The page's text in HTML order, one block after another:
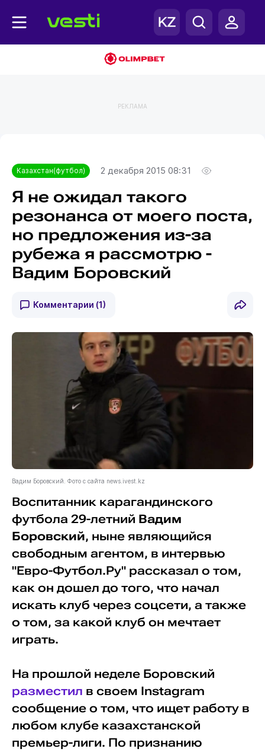
РЕКЛАМА
Казахстан(футбол) 2 декабря 2015 08:31
Я не ожидал такого
резонанса от моего поста,
но предложения из-за
рубежа я рассмотрю -
Вадим Боровский
Комментарии (1)
Вадим Боровский. Фото с сайта news.ivest.kz
Воспитанник карагандинского
футбола 29-летний Вадим
Боровский, ныне являющийся
свободным агентом, в интервью
"Евро-Футбол.Ру" рассказал о том,
как он дошел до того, что начал
искать клуб через соцсети, а также
о том, за какой клуб он мечтает
играть.
На прошлой неделе Боровский
разместил в своем Instagram
сообщение о том, что ищет работу в
любом клубе казахстанской
премьер-лиги. По признанию